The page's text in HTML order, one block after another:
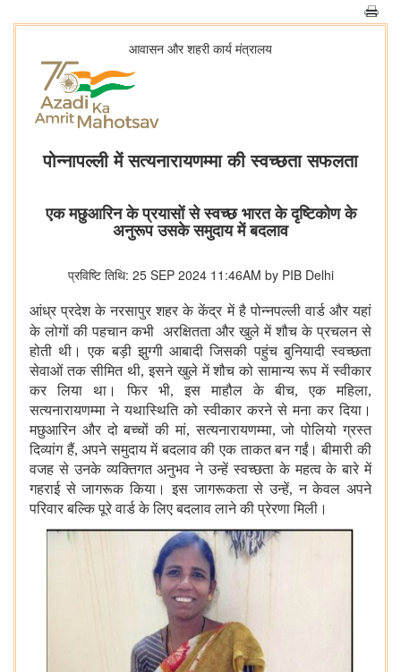
आवासन और शहरी कार्य मंत्रालय
पोन्नापल्ली में सत्यनारायणम्मा की स्वच्छता सफलता
एक मछुआरिन के प्रयासों से स्वच्छ भारत के दृष्टिकोण के
अनुरूप उसके समुदाय में बदलाव
प्रविष्टि तिथि: 25 SEP 2024 11:46AM by PIB Delhi
आंध्र प्रदेश के नरसापुर शहर के केंद्र में है पोन्नपल्ली वार्ड और यहां
के लोगों की पहचान कभी अरक्षितता और खुले में शौच के प्रचलन से
होती थी। एक बड़ी झुग्गी आबादी जिसकी पहुंच बुनियादी स्वच्छता
सेवाओं तक सीमित थी, इसने खुले में शौच को सामान्य रूप में स्वीकार
कर लिया था। फिर भी, इस माहौल के बीच, एक महिला,
सत्यनारायणम्मा ने यथास्थिति को स्वीकार करने से मना कर दिया।
मछुआरिन और दो बच्चों की मां, सत्यनारायणम्मा, जो पोलियो ग्रस्त
दिव्यांग हैं, अपने समुदाय में बदलाव की एक ताकत बन गईं। बीमारी की
वजह से उनके व्यक्तिगत अनुभव ने उन्हें स्वच्छता के महत्व के बारे में
गहराई से जागरूक किया। इस जागरूकता से उन्हें, न केवल अपने
परिवार बल्कि पूरे वार्ड के लिए बदलाव लाने की प्रेरणा मिली।